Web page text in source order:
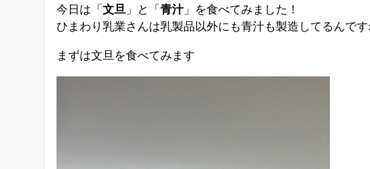
今日は「文旦 」と「青汁」を食べてみました！
ひまわり乳業さんは乳製品以外にも青汁も製造してるんです
まずは文旦を食べてみます